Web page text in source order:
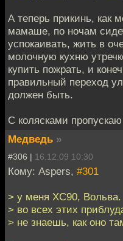
А теперь прикинь, как
мамаше, по ночам
успокаивать, жить в
молочную кухню
купить пожрать, и
правильный переход
должен быть.
С колясками
Медведь »
#306 | 16.12.09 10:30
Кому: Aspers, #301
> у меня XC90, Вольва.
> во всех этих
> не знаешь, как оно